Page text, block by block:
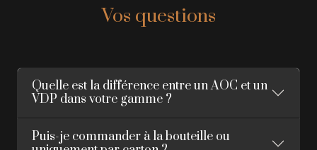
Vos questions
Quelle est la différence entre un AOC et un
VDP dans votre gamme ?
Puis-je commander à la bouteille ou